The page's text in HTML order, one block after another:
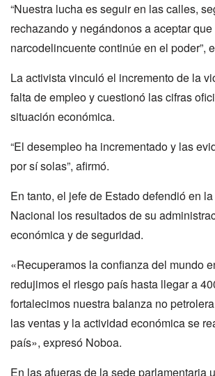
“Nuestra lucha es seguir en las calles,
rechazando y negándonos a aceptar
narcodelincuente continúe en el poder”,
La activista vinculó el incremento de la
falta de empleo y cuestionó las cifras
situación económica.
“El desempleo ha incrementado y las
por sí solas”, afirmó.
En tanto, el jefe de Estado defendió en
Nacional los resultados de su
económica y de seguridad.
«Recuperamos la confianza del mundo
redujimos el riesgo país hasta llegar a
fortalecimos nuestra balanza no
las ventas y la actividad económica se
país», expresó Noboa.
En las afueras de la sede parlamentaria